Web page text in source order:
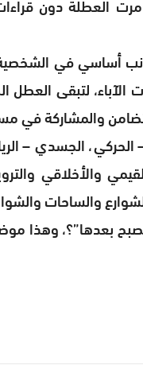
أساسي في
لتبقى
والمشاركة في
الحركي، الجسدي –
والأخلاقي
الشوارع والساحات
بعدها”؟، وهذا